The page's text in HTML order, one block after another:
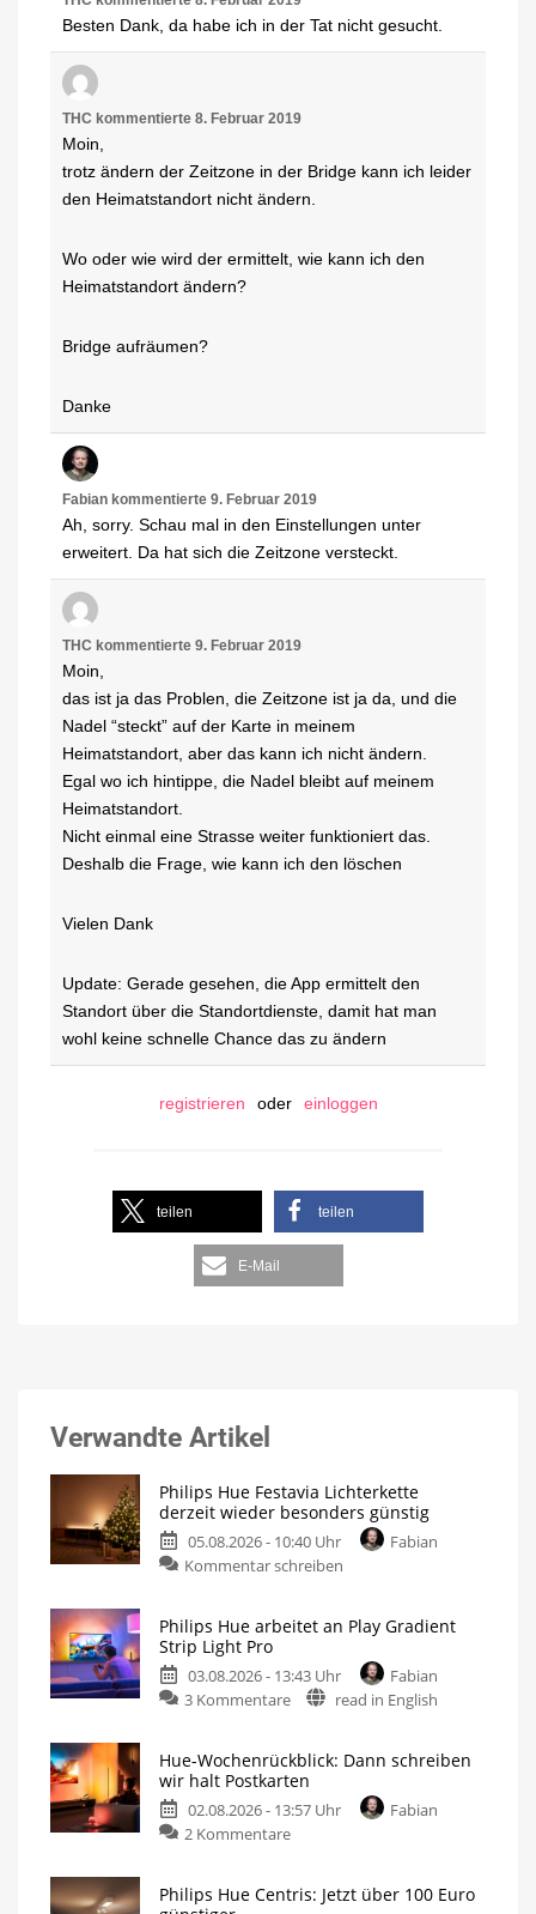
Besten Dank, da habe ich in der Tat nicht gesucht.
THC kommentierte 8. Februar 2019
Moin,
trotz ändern der Zeitzone in der Bridge kann ich leider
den Heimatstandort nicht ändern.
Wo oder wie wird der ermittelt, wie kann ich den
Heimatstandort ändern?
Bridge aufräumen?
Danke
Fabian kommentierte 9. Februar 2019
Ah, sorry. Schau mal in den Einstellungen unter
erweitert. Da hat sich die Zeitzone versteckt.
THC kommentierte 9. Februar 2019
Moin,
das ist ja das Problen, die Zeitzone ist ja da, und die
Nadel “steckt” auf der Karte in meinem
Heimatstandort, aber das kann ich nicht ändern.
Egal wo ich hintippe, die Nadel bleibt auf meinem
Heimatstandort.
Nicht einmal eine Strasse weiter funktioniert das.
Deshalb die Frage, wie kann ich den löschen
Vielen Dank
Update: Gerade gesehen, die App ermittelt den
Standort über die Standortdienste, damit hat man
wohl keine schnelle Chance das zu ändern
registrieren oder einloggen
teilen teilen
E-Mail
Verwandte Artikel
Philips Hue Festavia Lichterkette
derzeit wieder besonders günstig
05.08.2026 - 10:40 Uhr
Fabian
Kommentar schreiben
Philips Hue arbeitet an Play Gradient
Strip Light Pro
03.08.2026 - 13:43 Uhr
Fabian
3 Kommentare
read in English
Hue-Wochenrückblick: Dann schreiben
wir halt Postkarten
02.08.2026 - 13:57 Uhr
Fabian
2 Kommentare
Philips Hue Centris: Jetzt über 100 Euro